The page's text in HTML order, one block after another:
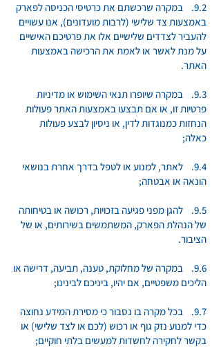
9.2. במקרה שרכשתם את כרטיסי הכניסה לפארק
באמצעות צד שלישי (לרבות מועדונים), אנו עשויים
להעביר לצדדים שלישיים אלו את פרטיכם האישיים
על מנת לאשר או לאמת את הרכישה באמצעות
האתר.
9.3. במקרה שיופרו תנאי השימוש או מדיניות
פרטיות זו, או אם תבצעו באמצעות האתר פעולות
הנחזות כמנוגדות לדין, או ניסיון לבצע פעולות
כאלה;
9.4. לאתר, למנוע או לטפל בדרך אחרת בנושאי
הונאה או אבטחה;
9.5. להגן מפני פגיעה בזכויות, רכושה או בטיחותה
של הנהלת הפארק, המשתמשים בשירותים, או של
הציבור.
9.6. במקרה של מחלוקת, טענה, תביעה, דרישה או
הליכים משפטיים, אם יהיו, ביניכם לבינינו;
9.7. בכל מקרה בו נסבור כי מסירת המידע נחוצה
כדי למנוע נזק גוף או רכוש (לכם או לצד שלישי) או
בקשר לחקירה לחשדות למעשים בלתי חוקיים;